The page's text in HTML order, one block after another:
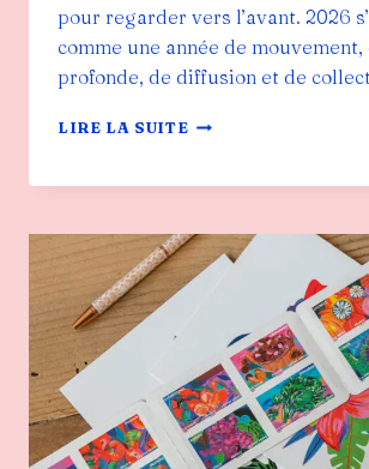
pour regarder vers l’avant. 2026
comme une année de
profonde, de diffusion et de
LIRE LA SUITECAP
AUTREMENT,
ENSEMBLE,
ET
LOIN…